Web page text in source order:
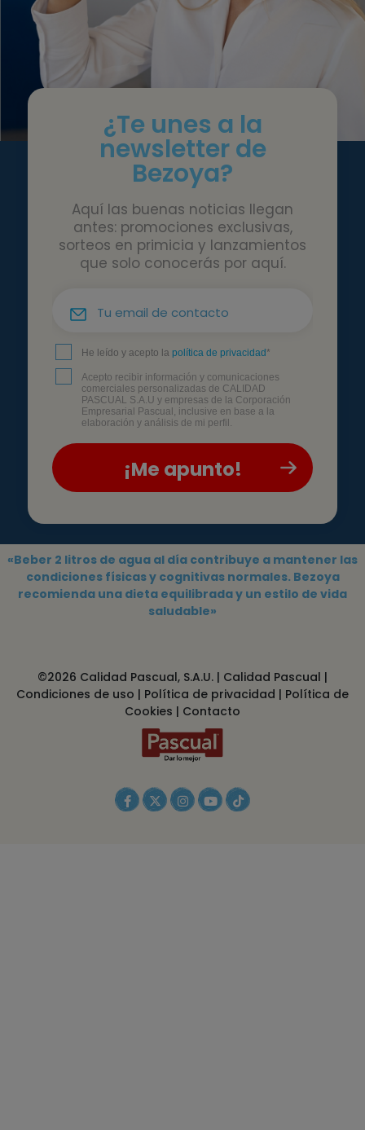
¿Te unes a la
newsletter de
Bezoya?
Aquí las buenas noticias llegan
antes: promociones exclusivas,
sorteos en primicia y lanzamientos
que solo conocerás por aquí.
He leído y acepto la política de privacidad*
Acepto recibir información y comunicaciones
comerciales personalizadas de CALIDAD
PASCUAL S.A.U y empresas de la Corporación
Empresarial Pascual, inclusive en base a la
elaboración y análisis de mi perfil.
«Beber 2 litros de agua al día contribuye a mantener las
condiciones físicas y cognitivas normales. Bezoya
recomienda una dieta equilibrada y un estilo de vida
saludable»
©2026 Calidad Pascual, S.A.U. | Calidad Pascual |
Condiciones de uso | Política de privacidad | Política de
Cookies | Contacto